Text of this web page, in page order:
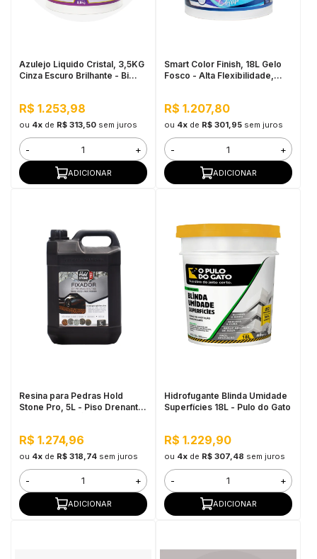
Azulejo Liquido Cristal, 3,5KG
Cinza Escuro Brilhante - Bi
R$ 1.253,98
ou 4xde R$ 313,50 sem juros
- +
ADICIONAR
Smart Color Finish, 18L Gelo
Fosco - Alta Flexibilidade,
R$ 1.207,80
ou 4xde R$ 301,95 sem juros
- +
ADICIONAR
Resina para Pedras Hold
Stone Pro, 5L - Piso Drenante
R$ 1.274,96
ou 4xde R$ 318,74 sem juros
- +
ADICIONAR
Hidrofugante Blinda Umidade
Superfícies 18L - Pulo do Gato
R$ 1.229,90
ou 4xde R$ 307,48 sem juros
- +
ADICIONAR